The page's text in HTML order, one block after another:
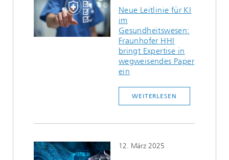
Neue Leitlinie für KI
im
Gesundheitswesen:
Fraunhofer HHI
bringt Expertise in
wegweisendes Paper
ein
WEITERLESEN
12. März 2025